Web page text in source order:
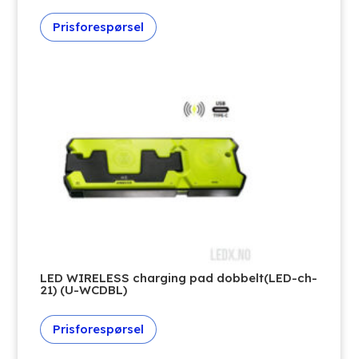
Prisforespørsel
LED WIRELESS charging pad dobbelt(LED-ch-
21) (U-WCDBL)
Prisforespørsel